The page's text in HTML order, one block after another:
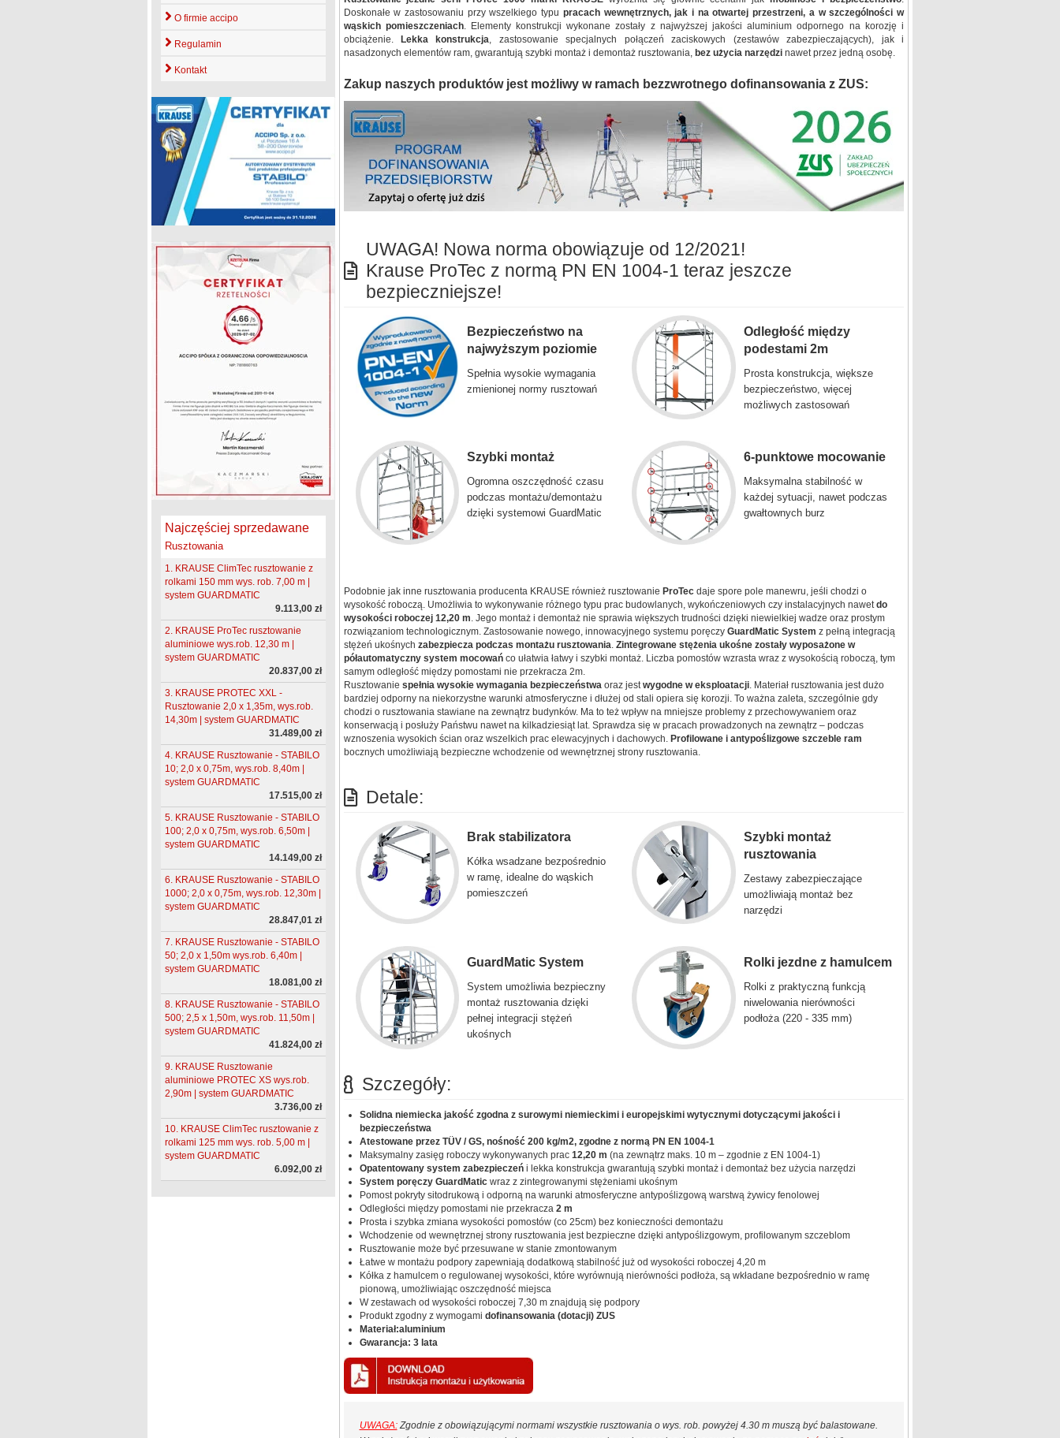
O firmie accipo
Regulamin
Kontakt
Najczęściej sprzedawane
Rusztowania
1. KRAUSE ClimTec rusztowanie z
rolkami 150 mm wys. rob. 7,00 m |
system GUARDMATIC
9.113,00 zł
2. KRAUSE ProTec rusztowanie
aluminiowe wys.rob. 12,30 m |
system GUARDMATIC
20.837,00 zł
3. KRAUSE PROTEC XXL -
Rusztowanie 2,0 x 1,35m, wys.rob.
14,30m | system GUARDMATIC
31.489,00 zł
4. KRAUSE Rusztowanie - STABILO
10; 2,0 x 0,75m, wys.rob. 8,40m |
system GUARDMATIC
17.515,00 zł
5. KRAUSE Rusztowanie - STABILO
100; 2,0 x 0,75m, wys.rob. 6,50m |
system GUARDMATIC
14.149,00 zł
6. KRAUSE Rusztowanie - STABILO
1000; 2,0 x 0,75m, wys.rob. 12,30m |
system GUARDMATIC
28.847,01 zł
7. KRAUSE Rusztowanie - STABILO
50; 2,0 x 1,50m wys.rob. 6,40m |
system GUARDMATIC
18.081,00 zł
8. KRAUSE Rusztowanie - STABILO
500; 2,5 x 1,50m, wys.rob. 11,50m |
system GUARDMATIC
41.824,00 zł
9. KRAUSE Rusztowanie
aluminiowe PROTEC XS wys.rob.
2,90m | system GUARDMATIC
3.736,00 zł
10. KRAUSE ClimTec rusztowanie z
rolkami 125 mm wys. rob. 5,00 m |
system GUARDMATIC
6.092,00 zł
Doskonałe w zastosowaniu przy wszelkiego typu pracach wewnętrznych, jak i na otwartej przestrzeni, a w szczególności w
wąskich pomieszczeniach. Elementy konstrukcji wykonane zostały z najwyższej jakości aluminium odpornego na korozję i
obciążenie. Lekka konstrukcja
, zastosowanie specjalnych połączeń zaciskowych (zestawów zabezpieczających), jak i
nasadzonych elementów ram, gwarantują szybki montaż i demontaż rusztowania, bez użycia narzędzinawet przez jedną osobę.
Zakup naszych produktów jest możliwy w ramach bezzwrotnego dofinansowania z ZUS:
UWAGA! Nowa norma obowiązuje od 12/2021!
Krause ProTec z normą PN EN 1004-1 teraz jeszcze
bezpieczniejsze!
Bezpieczeństwo na
najwyższym poziomie
Spełnia wysokie wymagania
zmienionej normy rusztowań
Odległość między
podestami 2m
Prosta konstrukcja, większe
bezpieczeństwo, więcej
możliwych zastosowań
Szybki montaż
Ogromna oszczędność czasu
podczas montażu/demontażu
dzięki systemowi GuardMatic
6-punktowe mocowanie
Maksymalna stabilność w
każdej sytuacji, nawet podczas
gwałtownych burz
Podobnie jak inne rusztowania producenta KRAUSE również rusztowanie ProTecdaje spore pole manewru, jeśli chodzi o
wysokość roboczą. Umożliwia to wykonywanie różnego typu prac budowlanych, wykończeniowych czy instalacyjnych nawet do
wysokości roboczej 12,20 m . Jego montaż i demontaż nie sprawia większych trudności dzięki niewielkiej wadze oraz prostym
rozwiązaniom technologicznym. Zastosowanie nowego, innowacyjnego systemu poręczy GuardMatic System z pełną integracją
stężeń ukośnych zabezpiecza podczas montażu rusztowania Zintegrowane stężenia ukośne zostały wyposażone w
półautomatyczny system mocowańco ułatwia łatwy i szybki montaż. Liczba pomostów wzrasta wraz z wysokością roboczą, tym
samym odległość między pomostami nie przekracza 2m.
Rusztowanie spełnia wysokie wymagania bezpieczeństwa oraz jest wygodne w eksploatacji. Materiał rusztowania jest dużo
bardziej odporny na niekorzystne warunki atmosferyczne i dłużej od stali opiera się korozji. To ważna zaleta, szczególnie gdy
chodzi o rusztowania stawiane na zewnątrz budynków. Ma to też wpływ na mniejsze problemy z przechowywaniem oraz
konserwacją i posłuży Państwu nawet na kilkadziesiąt lat. Sprawdza się w pracach prowadzonych na zewnątrz – podczas
wznoszenia wysokich ścian oraz wszelkich prac elewacyjnych i dachowych. Profilowane i antypoślizgowe szczeble ram
bocznych umożliwiają bezpieczne wchodzenie od wewnętrznej strony rusztowania.
Detale:
Brak stabilizatora
Kółka wsadzane bezpośrednio
w ramę, idealne do wąskich
pomieszczeń
Szybki montaż
rusztowania
Zestawy zabezpieczające
umożliwiają montaż bez
narzędzi
GuardMatic System
System umożliwia bezpieczny
montaż rusztowania dzięki
pełnej integracji stężeń
ukośnych
Rolki jezdne z hamulcem
Rolki z praktyczną funkcją
niwelowania nierówności
podłoża (220 - 335 mm)
Szczegóły:
Solidna niemiecka jakość zgodna z surowymi niemieckimi i europejskimi wytycznymi dotyczącymi jakości i
bezpieczeństwa
Atestowane przez TÜV / GS, nośność 200 kg/m2, zgodne z normą PN EN 1004-1
Maksymalny zasięg roboczy wykonywanych prac 12,20 m (na zewnątrz maks. 10 m – zgodnie z EN 1004-1)
Opatentowany system zabezpieczeńi lekka konstrukcja gwarantują szybki montaż i demontaż bez użycia narzędzi
System poręczy GuardMaticwraz z zintegrowanymi stężeniami ukośnym
Pomost pokryty sitodrukową i odporną na warunki atmosferyczne antypoślizgową warstwą żywicy fenolowej
Odległości między pomostami nie przekracza 2 m
Prosta i szybka zmiana wysokości pomostów (co 25cm) bez konieczności demontażu
Wchodzenie od wewnętrznej strony rusztowania jest bezpieczne dzięki antypoślizgowym, profilowanym szczeblom
Rusztowanie może być przesuwane w stanie zmontowanym
Łatwe w montażu podpory zapewniają dodatkową stabilność już od wysokości roboczej 4,20 m
Kółka z hamulcem o regulowanej wysokości, które wyrównują nierówności podłoża, są wkładane bezpośrednio w ramę
pionową, umożliwiając oszczędność miejsca
W zestawach od wysokości roboczej 7,30 m znajdują się podpory
Produkt zgodny z wymogami dofinansowania (dotacji) ZUS
Materiał:aluminium
Gwarancja: 3 lata
UWAGA: Zgodnie z obowiązującymi normami wszystkie rusztowania o wys. rob. powyżej 4.30 m muszą być balastowane.